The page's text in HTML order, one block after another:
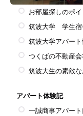
お部屋探しのポイ
筑波大学 学生宿
筑波大学アパート
つくばの不動産
筑波大生の素敵
アパート体験記
一誠商事アパート